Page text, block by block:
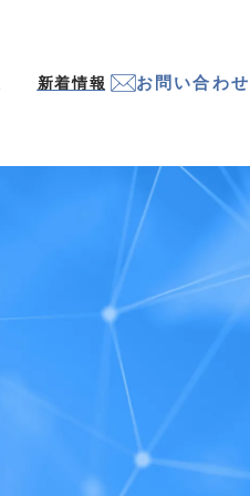
新着情報 お問い合わせ